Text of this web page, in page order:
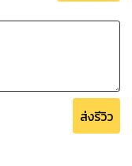
ส่งรีวิว